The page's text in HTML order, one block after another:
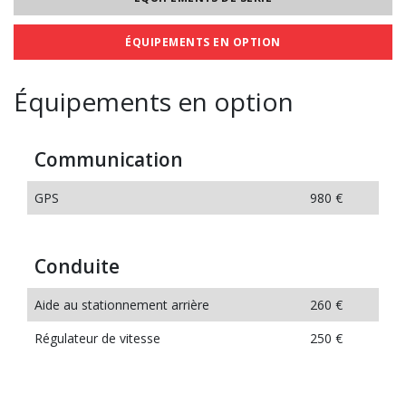
ÉQUIPEMENTS EN OPTION
Équipements en option
Communication
GPS 980 €
Conduite
Aide au stationnement arrière
260 €
Régulateur de vitesse
250 €